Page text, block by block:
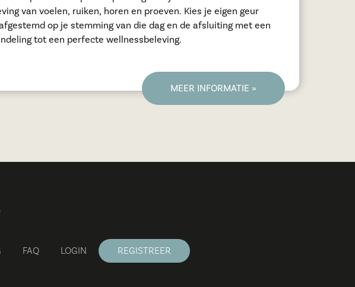
van voelen, ruiken, horen en proeven. Kies je eigen geur
op je stemming van die dag en de afsluiting met een
tot een perfecte wellnessbeleving.
MEER INFORMATIE »
FAQ LOGIN REGISTREER